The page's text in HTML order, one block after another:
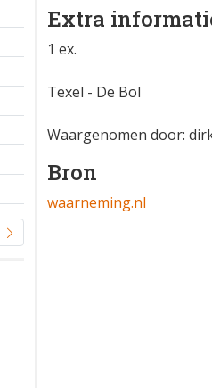
Extra
1 ex.
Texel - De Bol
Waargenomen door:
Bron
waarneming.nl